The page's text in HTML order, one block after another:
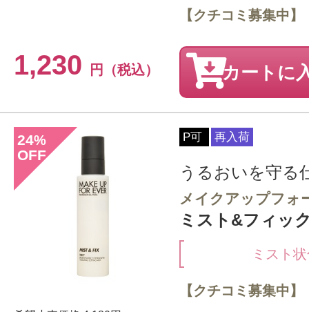
1,230 円（税込）
【クチコミ募集中】
カートに
24%
OFF
P可 再入荷
うるおいを守る
メイクアップフォ
ミスト&フィッ
ミスト
【クチコミ募集中】